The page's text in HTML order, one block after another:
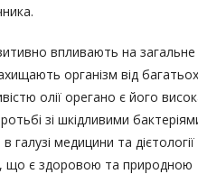
впливають на загальне
організм від багатьох
олії орегано є його
зі шкідливими
галузі медицини та дієтології
що є здоровою та природною